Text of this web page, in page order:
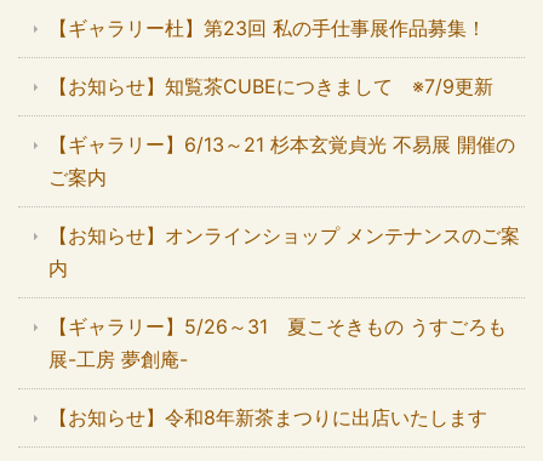
【ギャラリー杜】第23回 私の手仕事展作品募集！
【お知らせ】知覧茶CUBEにつきまして ※7/9更新
【ギャラリー】6/13～21 杉本玄覚貞光 不易展 開催の
ご案内
【お知らせ】オンラインショップ メンテナンスのご案
内
【ギャラリー】5/26～31 夏こそきもの うすごろも
展-工房 夢創庵-
【お知らせ】令和8年新茶まつりに出店いたします